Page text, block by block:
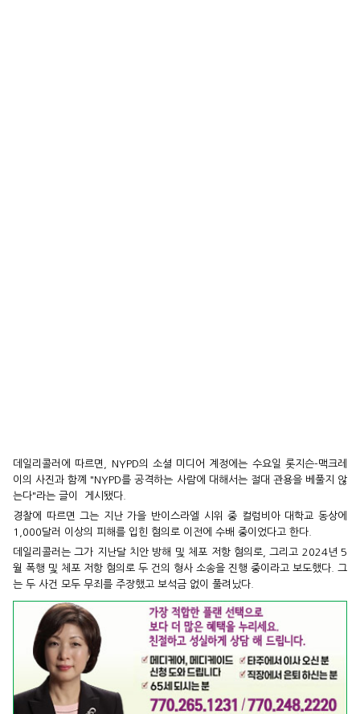
데일리콜러에 따르면, NYPD의 소셜 미디어 계정에는 수요일 롯지슨-맥크레
이의 사진과 함꼐 "NYPD를 공격하는 사람에 대해서는 절대 관용을 베풀지 않
는다"라는 글이 게시됐다.
경찰에 따르면 그는 지난 가을 반이스라엘 시위 중 컬럼비아 대학교 동상에
1,000달러 이상의 피해를 입힌 혐의로 이전에 수배 중이었다고 한다.
데일리콜러는 그가 지난달 치안 방해 및 체포 저항 혐의로, 그리고 2024년 5
월 폭행 및 체포 저항 혐의로 두 건의 형사 소송을 진행 중이라고 보도했다. 그
는 두 사건 모두 무죄를 주장했고 보석금 없이 풀려났다.